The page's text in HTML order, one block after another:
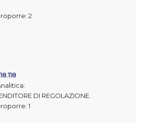
2
DI REGOLAZIONE.
1